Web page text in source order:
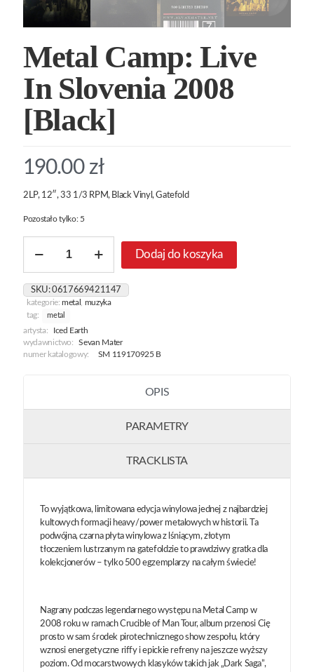
Metal Camp: Live
In Slovenia 2008
[Black]
190.00 zł
2LP, 12″, 33 1/3 RPM, Black Vinyl, Gatefold
Pozostało tylko: 5
Metal
Live
In
Slovenia
[Black]
Dodaj do koszyka
SKU:0617669421147
kategorie:metal , muzyka
tag:
metal
artysta:
Iced Earth
wydawnictwo:
Sevan Mater
numer katalogowy:
SM 119170925 B
OPIS
PARAMETRY
TRACKLISTA
To wyjątkowa, limitowana edycja winylowa jednej z najbardziej
kultowych formacji heavy/power metalowych w historii. Ta
podwójna, czarna płyta winylowa z lśniącym, złotym
tłoczeniem lustrzanym na gatefoldzie to prawdziwy gratka dla
kolekcjonerów – tylko 500 egzemplarzy na całym świecie!
Nagrany podczas legendarnego występu na Metal Camp w
2008 roku w ramach Crucible of Man Tour, album przenosi Cię
prosto w sam środek pirotechnicznego show zespołu, który
wznosi energetyczne riffy i epickie refreny na jeszcze wyższy
poziom. Od mocarstwowych klasyków takich jak „Dark Saga”,